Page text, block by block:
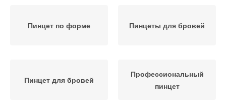
Пинцет по форме Пинцеты для бровей
Пинцет для бровей
Профессиональный
пинцет